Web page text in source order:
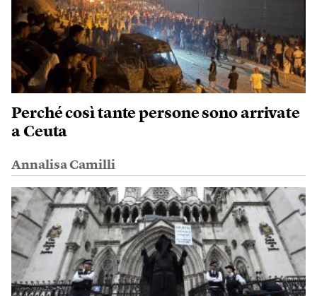
Perché così tante persone sono arrivate
a Ceuta
Annalisa Camilli